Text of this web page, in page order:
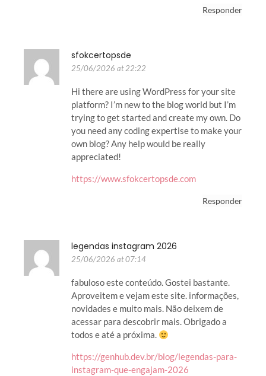
Responder
sfokcertopsde
25/06/2026 at 22:22
Hi there are using WordPress for your site
platform? I’m new to the blog world but I’m
trying to get started and create my own. Do
you need any coding expertise to make your
own blog? Any help would be really
appreciated!
https://www.sfokcertopsde.com
Responder
legendas instagram 2026
25/06/2026 at 07:14
fabuloso este conteúdo. Gostei bastante.
Aproveitem e vejam este site. informações,
novidades e muito mais. Não deixem de
acessar para descobrir mais. Obrigado a
todos e até a próxima.
https://genhub.dev.br/blog/legendas-para-
instagram-que-engajam-2026